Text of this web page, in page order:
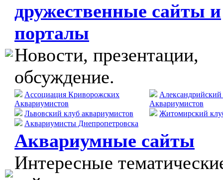
дружественные сайты и
порталы
Новости, презентации,
обсуждение.
Ассоциация Криворожских
Аквариумистов
Львовский клуб аквариумистов
Аквариумисты Днепропетровска
Аквариумистов
Житомирский
Аквариумные сайты
Интересные